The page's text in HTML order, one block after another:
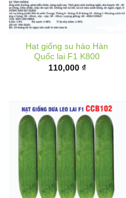
Hạt giống su hào Hàn
Quốc lai F1 K800
110,000 ₫